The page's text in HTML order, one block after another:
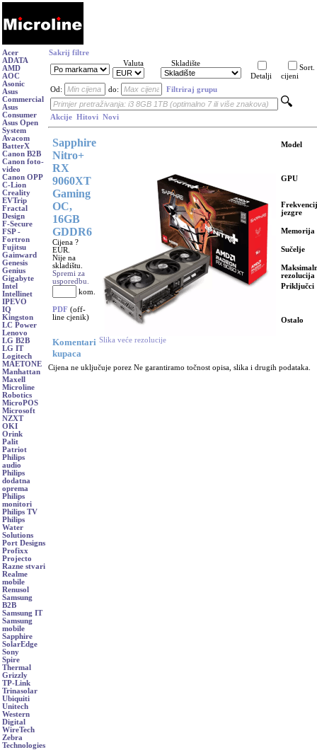
Acer
ADATA
AMD
AOC
Asonic
Asus
Commercial
Asus
Consumer
Asus Open
System
Avacom
BatterX
Canon B2B
Canon foto-
video
Canon OPP
C-Lion
Creality
EVTrip
Fractal
Design
F-Secure
FSP -
Fortron
Fujitsu
Gainward
Genesis
Genius
Gigabyte
Intel
Intellinet
IPEVO
IQ
Kingston
LC Power
Lenovo
LG B2B
LG IT
Logitech
MAETONE
Manhattan
Maxell
Microline
Robotics
MicroPOS
Microsoft
NZXT
OKI
Orink
Palit
Patriot
Philips
audio
Philips
dodatna
oprema
Philips
monitori
Philips TV
Philips
Water
Solutions
Port Designs
Profixx
Projecto
Razne stvari
Realme
mobile
Renusol
Samsung
B2B
Samsung IT
Samsung
mobile
Sapphire
SolarEdge
Sony
Spire
Thermal
Grizzly
TP-Link
Trinasolar
Ubiquiti
Unitech
Western
Digital
WireTech
Zebra
Technologies
Sakrij filtre
Valuta
Skladište
Detalji
Sort.
cijeni
Od:
do: Filtriraj grupu
Akcije Hitovi Novi
Sapphire
Nitro+
RX
9060XT
Gaming
OC,
16GB
GDDR6
Cijena ?
EUR.
Nije na
skladištu.
Spremi za
usporedbu.
kom.
PDF (off-
line cjenik)
Komentari
kupaca
Slika veće rezolucije
Model
GPU
jezgre
Memorija
Sučelje
rezolucija
Priključci
Ostalo
Cijena ne uključuje porez Ne garantiramo točnost opisa, slika i drugih podataka.